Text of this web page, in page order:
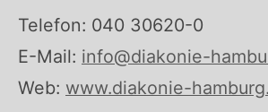
Telefon: 040 30620-0
E-Mail: info@diakonie-
Web: www.diakonie-